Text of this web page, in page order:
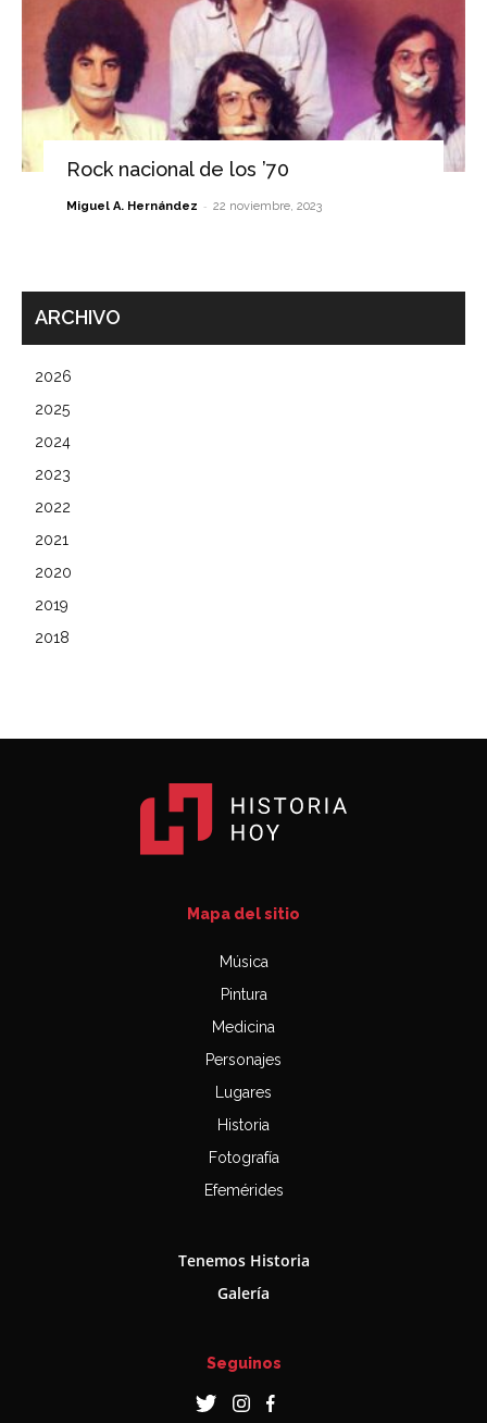
Rock nacional de los ’70
Miguel A. Hernández - 22 noviembre, 2023
ARCHIVO
2026
2025
2024
2023
2022
2021
2020
2019
2018
Mapa del sitio
Música
Pintura
Medicina
Personajes
Lugares
Historia
Fotografía
Efemérides
Tenemos Historia
Galería
Seguinos